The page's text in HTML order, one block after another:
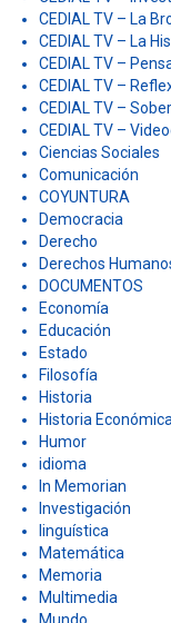
CEDIAL TV
CEDIAL TV – Arte
CEDIAL TV –
CEDIAL TV –
CEDIAL TV –
CEDIAL TV –
CEDIAL TV – Ética,
CEDIAL TV –
CEDIAL TV – La
CEDIAL TV – La
CEDIAL TV –
CEDIAL TV –
CEDIAL TV –
CEDIAL TV –
Ciencias Sociales
Comunicación
COYUNTURA
Democracia
Derecho
Derechos Humanos
DOCUMENTOS
Economía
Educación
Estado
Filosofía
Historia
Historia Económica
Humor